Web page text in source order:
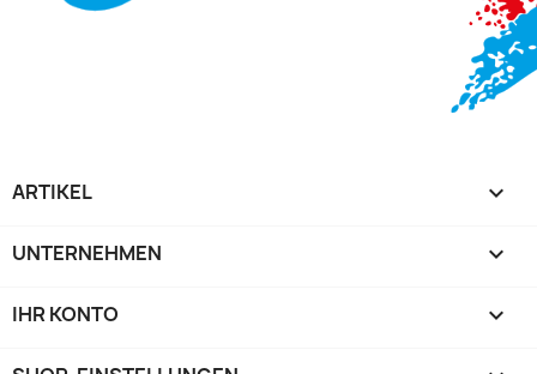
ARTIKEL 
UNTERNEHMEN 
IHR KONTO 